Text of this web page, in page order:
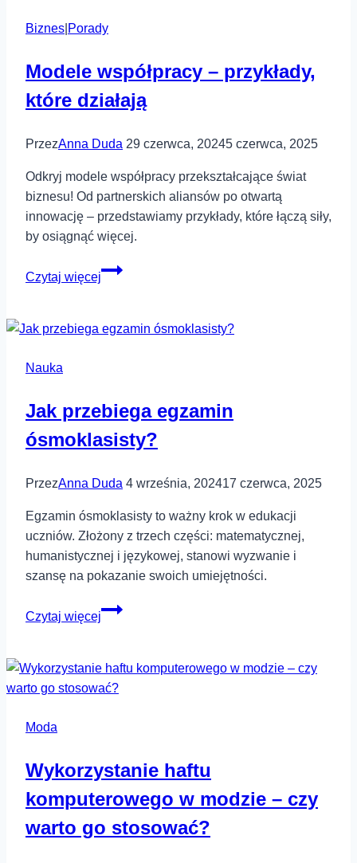
zacząć
przygodę
uprawą
Biznes Porady
Modele współpracy – przykłady,
które działają
PrzezAnna Duda 29 czerwca, 20245 czerwca, 2025
Odkryj modele współpracy przekształcające świat
biznesu! Od partnerskich aliansów po otwartą
innowację – przedstawiamy przykłady, które łączą siły,
by osiągnąć więcej.
Czytaj więcej
Modele
przykłady,
Nauka
Jak przebiega egzamin
ósmoklasisty?
PrzezAnna Duda 4 września, 202417 czerwca, 2025
Egzamin ósmoklasisty to ważny krok w edukacji
uczniów. Złożony z trzech części: matematycznej,
humanistycznej i językowej, stanowi wyzwanie i
szansę na pokazanie swoich umiejętności.
Czytaj więcej
Jak
ósmoklasisty?
Moda
Wykorzystanie haftu
komputerowego w modzie – czy
warto go stosować?